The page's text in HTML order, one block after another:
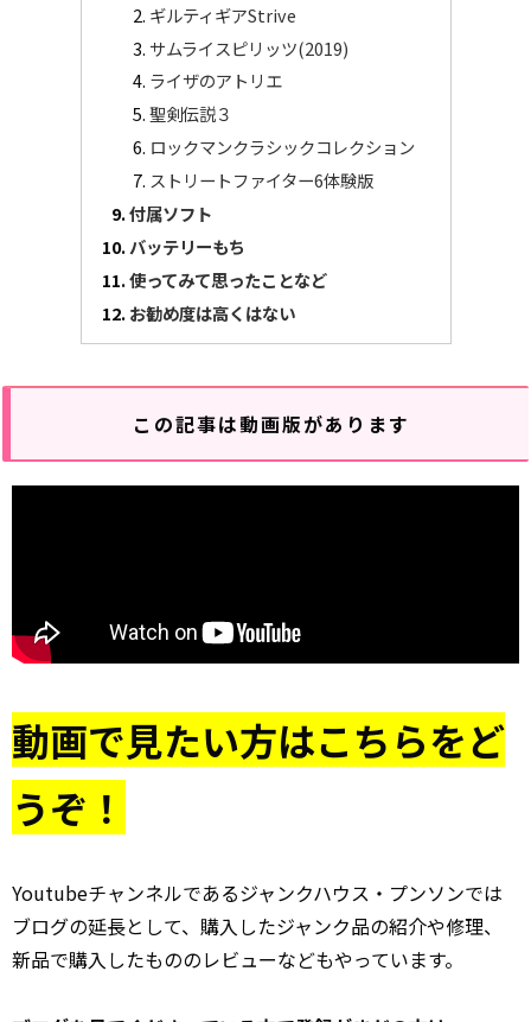
ギルティギアStrive
サムライスピリッツ(2019)
ライザのアトリエ
聖剣伝説３
ロックマンクラシックコレクション
ストリートファイター6体験版
付属ソフト
バッテリーもち
使ってみて思ったことなど
お勧め度は高くはない
この記事は動画版があります
動画で見たい方はこちらをど
うぞ！
Youtubeチャンネルであるジャンクハウス・プンソンでは
ブログの延長として、購入したジャンク品の紹介や修理、
新品で購入したもののレビューなどもやっています。